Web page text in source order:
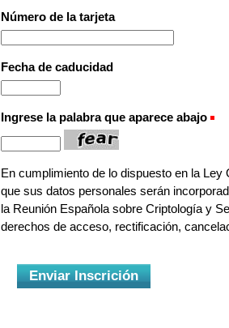
Número de la tarjeta
Fecha de caducidad
Ingrese la palabra que aparece abajo
En cumplimiento de lo dispuesto en la
que sus datos personales serán
la Reunión Española sobre Criptología y
derechos de acceso, rectificación,